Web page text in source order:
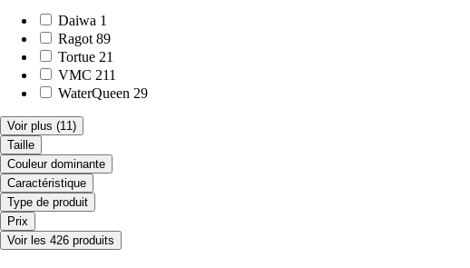
Daiwa 1
Ragot 89
Tortue 21
VMC 211
WaterQueen 29
Voir plus (11)
Taille
Couleur dominante
Caractéristique
Type de produit
Prix
Voir les 426 produits